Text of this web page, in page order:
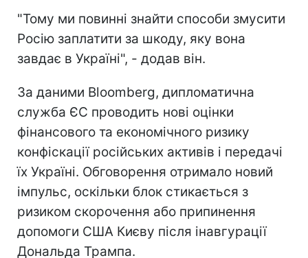
"Тому ми повинні знайти способи змусити
Росію заплатити за шкоду, яку вона
завдає в Україні", - додав він.
За даними Bloomberg, дипломатична
служба ЄС проводить нові оцінки
фінансового та економічного ризику
конфіскації російських активів і передачі
їх Україні. Обговорення отримало новий
імпульс, оскільки блок стикається з
ризиком скорочення або припинення
допомоги США Києву після інавгурації
Дональда Трампа.